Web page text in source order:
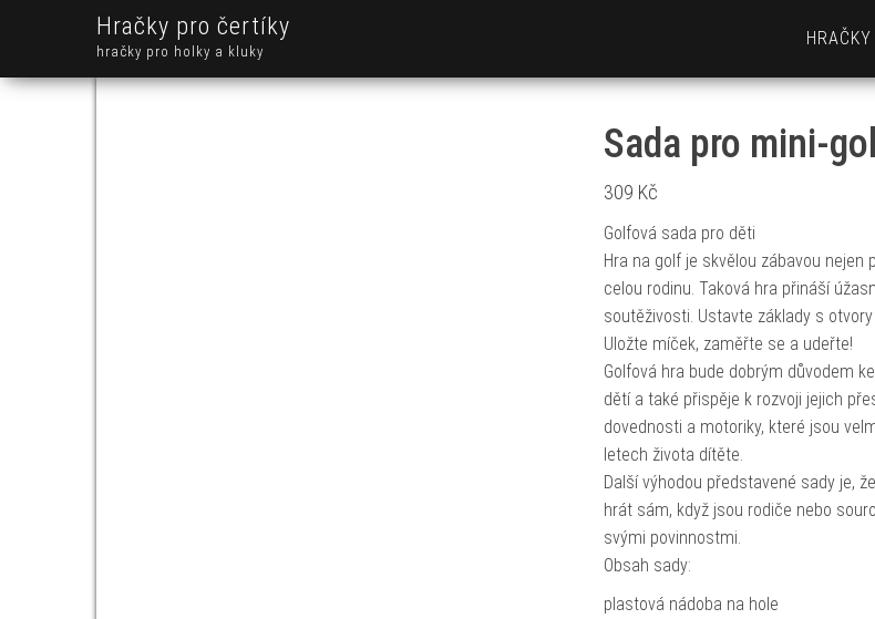
Hračky pro čertíky
hračky pro holky a kluky
Sada pro mini-
309 Kč
Golfová sada pro děti
Hra na golf je skvělou zábavou nejen
celou rodinu. Taková hra přináší
soutěživosti. Ustavte základy s
Uložte míček, zaměřte se a udeřte!
Golfová hra bude dobrým důvodem
dětí a také přispěje k rozvoji jejich
dovednosti a motoriky, které jsou
letech života dítěte.
Další výhodou představené sady je,
hrát sám, když jsou rodiče nebo
svými povinnostmi.
Obsah sady:
plastová nádoba na hole